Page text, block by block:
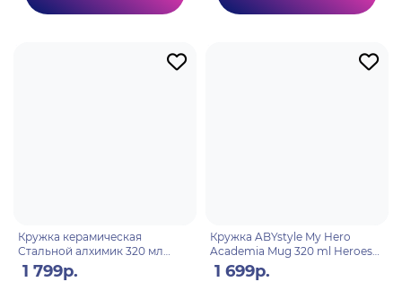
Кружка керамическая
Стальной алхимик 320 мл
Heroes&Pride
1 799р.
Кружка ABYstyle My Hero
Academia Mug 320 ml Heroes
subli with box x2 ABYMUG431
1 699р.